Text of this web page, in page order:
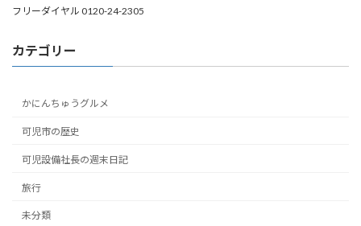
フリーダイヤル 0120-24-2305
カテゴリー
かにんちゅうグルメ
可児市の歴史
可児設備社長の週末日記
旅行
未分類